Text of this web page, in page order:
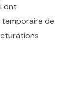
ont
de